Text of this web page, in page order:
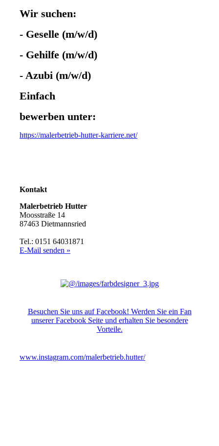
Wir suchen:
- Geselle (m/w/d)
- Gehilfe (m/w/d)
- Azubi (m/w/d)
Einfach
bewerben unter:
https://malerbetrieb-hutter-karriere.net/
Kontakt
Malerbetrieb Hutter
Moosstraße 14
87463 Dietmannsried
Tel.: 0151 64031871
E-Mail senden »
Besuchen Sie uns auf Facebook! Werden Sie ein Fan
unserer Facebook Seite und erhalten Sie besondere
Vorteile.
www.instagram.com/malerbetrieb.hutter/